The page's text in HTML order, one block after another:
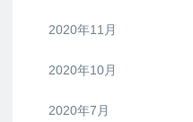
2020年11月
2020年10月
2020年7月